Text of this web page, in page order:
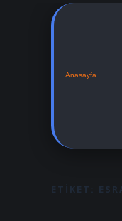
Anasayfa
ETIKET: